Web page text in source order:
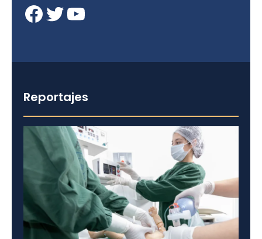
Facebook Twitter YouTube
Reportajes